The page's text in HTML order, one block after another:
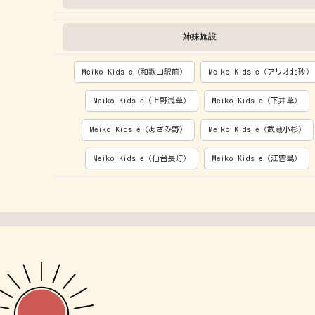
姉妹施設
Meiko Kids e（和歌山駅前） Meiko Kids e（アリオ北砂）
Meiko Kids e（上野浅草） Meiko Kids e（下井草）
Meiko Kids e（あざみ野） Meiko Kids e（武蔵小杉）
Meiko Kids e（仙台長町） Meiko Kids e（江曽島）